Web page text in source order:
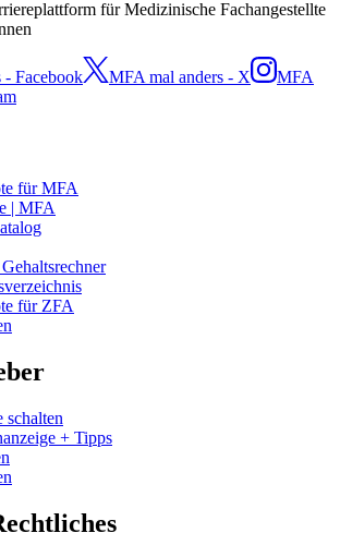
für Medizinische Fachangestellte
- Facebook MFA mal anders - X
MFA
für MFA
| MFA
für ZFA
schalten
+ Tipps